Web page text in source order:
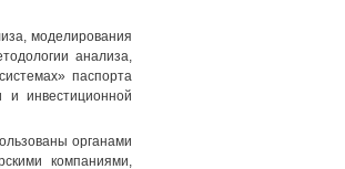
моделирования
анализа,
паспорта
и инвестиционной
органами
компаниями,